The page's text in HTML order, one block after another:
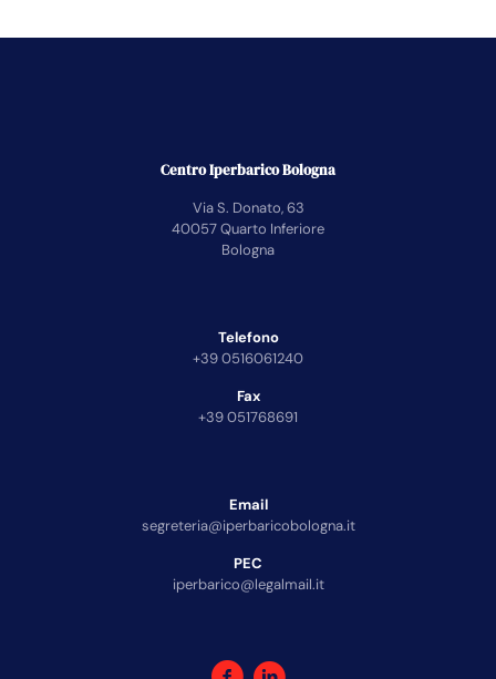
Centro Iperbarico Bologna
Via S. Donato, 63
40057 Quarto Inferiore
Bologna
Telefono
+39 0516061240
Fax
+39 051768691
Email
segreteria@iperbaricobologna.it
PEC
iperbarico@legalmail.it